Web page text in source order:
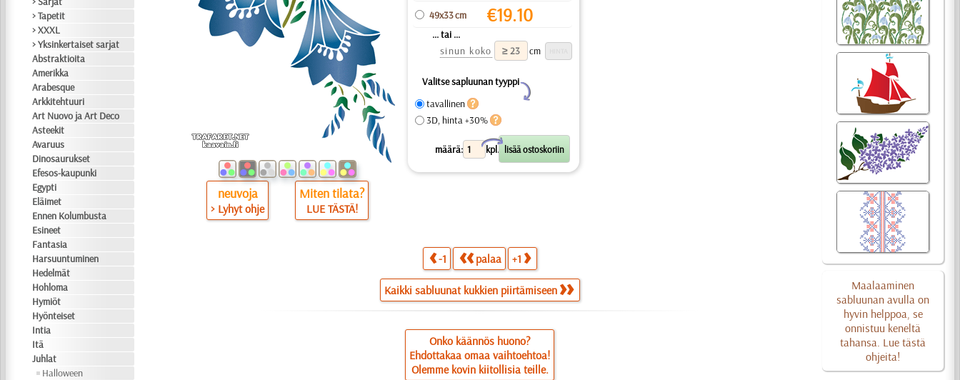
> Tapetit
> XXXL
> Yksinkertaiset sarjat
Abstraktioita
Amerikka
Arabesque
Arkkitehtuuri
Art Nuovo ja Art Deco
Asteekit
Avaruus
Dinosaurukset
Efesos-kaupunki
Egypti
Eläimet
Ennen Kolumbusta
Esineet
Fantasia
Harsuuntuminen
Hedelmät
Hohloma
Hymiöt
Hyönteiset
Intia
Itä
Juhlat
Halloween
Maalaaminen
sabluunan avulla on
hyvin helppoa, se
onnistuu keneltä
tahansa. Lue tästä
ohjeita!
neuvoja
> Lyhyt ohje
Miten tilata?
LUE TÄSTÄ!
49x33 cm €19.10
... tai ...
sinun koko
cm
Valitse sapluunan tyyppi
Y
tavallinen
3D, hinta +30%
määrä: kpl.
X
-1 palaa +1
Kaikki sabluunat kukkien piirtämiseen
Onko käännös huono?
Ehdottakaa omaa vaihtoehtoa!
Olemme kovin kiitollisia teille.